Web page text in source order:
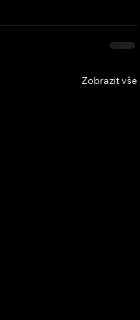
Zobrazit vše